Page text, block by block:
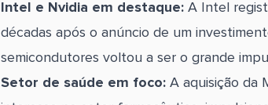
Intel e Nvidia em destaque:A Intel
décadas após o anúncio de um
semicondutores voltou a ser o grande
Setor de saúde em foco:A aquisição da